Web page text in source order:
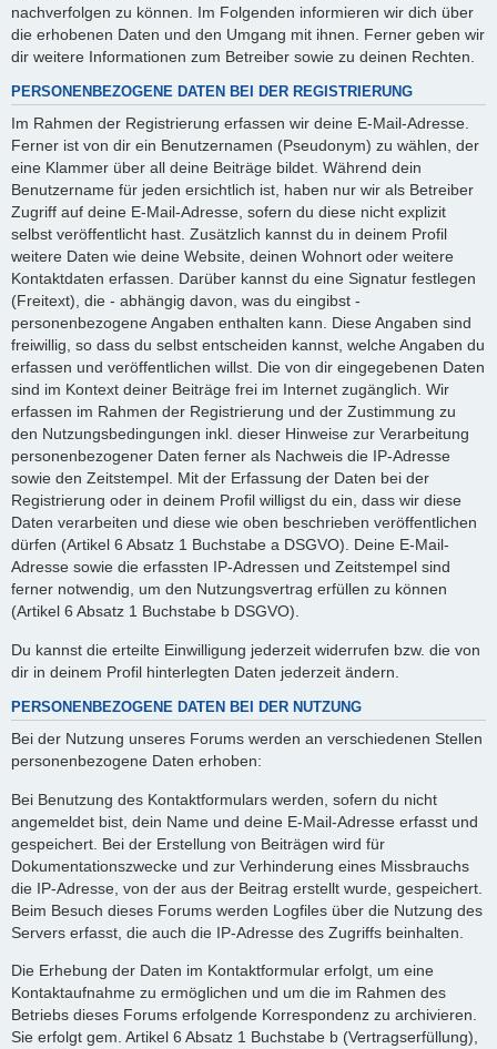
nachverfolgen zu können. Im Folgenden informieren wir dich über
die erhobenen Daten und den Umgang mit ihnen. Ferner geben wir
dir weitere Informationen zum Betreiber sowie zu deinen Rechten.
PERSONENBEZOGENE DATEN BEI DER REGISTRIERUNG
Im Rahmen der Registrierung erfassen wir deine E-Mail-Adresse.
Ferner ist von dir ein Benutzernamen (Pseudonym) zu wählen, der
eine Klammer über all deine Beiträge bildet. Während dein
Benutzername für jeden ersichtlich ist, haben nur wir als Betreiber
Zugriff auf deine E-Mail-Adresse, sofern du diese nicht explizit
selbst veröffentlicht hast. Zusätzlich kannst du in deinem Profil
weitere Daten wie deine Website, deinen Wohnort oder weitere
Kontaktdaten erfassen. Darüber kannst du eine Signatur festlegen
(Freitext), die - abhängig davon, was du eingibst -
personenbezogene Angaben enthalten kann. Diese Angaben sind
freiwillig, so dass du selbst entscheiden kannst, welche Angaben du
erfassen und veröffentlichen willst. Die von dir eingegebenen Daten
sind im Kontext deiner Beiträge frei im Internet zugänglich. Wir
erfassen im Rahmen der Registrierung und der Zustimmung zu
den Nutzungsbedingungen inkl. dieser Hinweise zur Verarbeitung
personenbezogener Daten ferner als Nachweis die IP-Adresse
sowie den Zeitstempel. Mit der Erfassung der Daten bei der
Registrierung oder in deinem Profil willigst du ein, dass wir diese
Daten verarbeiten und diese wie oben beschrieben veröffentlichen
dürfen (Artikel 6 Absatz 1 Buchstabe a DSGVO). Deine E-Mail-
Adresse sowie die erfassten IP-Adressen und Zeitstempel sind
ferner notwendig, um den Nutzungsvertrag erfüllen zu können
(Artikel 6 Absatz 1 Buchstabe b DSGVO).
Du kannst die erteilte Einwilligung jederzeit widerrufen bzw. die von
dir in deinem Profil hinterlegten Daten jederzeit ändern.
PERSONENBEZOGENE DATEN BEI DER NUTZUNG
Bei der Nutzung unseres Forums werden an verschiedenen Stellen
personenbezogene Daten erhoben:
Bei Benutzung des Kontaktformulars werden, sofern du nicht
angemeldet bist, dein Name und deine E-Mail-Adresse erfasst und
gespeichert. Bei der Erstellung von Beiträgen wird für
Dokumentationszwecke und zur Verhinderung eines Missbrauchs
die IP-Adresse, von der aus der Beitrag erstellt wurde, gespeichert.
Beim Besuch dieses Forums werden Logfiles über die Nutzung des
Servers erfasst, die auch die IP-Adresse des Zugriffs beinhalten.
Die Erhebung der Daten im Kontaktformular erfolgt, um eine
Kontaktaufnahme zu ermöglichen und um die im Rahmen des
Betriebs dieses Forums erfolgende Korrespondenz zu archivieren.
Sie erfolgt gem. Artikel 6 Absatz 1 Buchstabe b (Vertragserfüllung),